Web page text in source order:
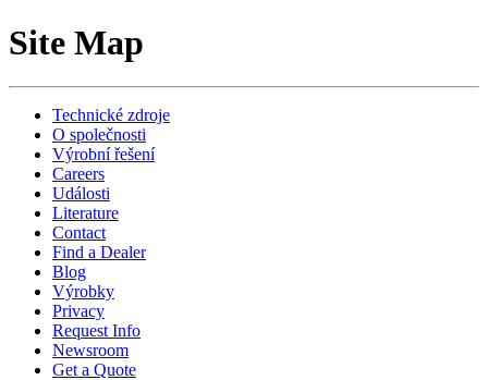
Site Map
Technické zdroje
O společnosti
Výrobní řešení
Careers
Události
Literature
Contact
Find a Dealer
Blog
Výrobky
Privacy
Request Info
Newsroom
Get a Quote